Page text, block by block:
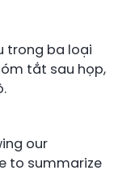
trong ba loại
tắt sau họp,
our
to summarize